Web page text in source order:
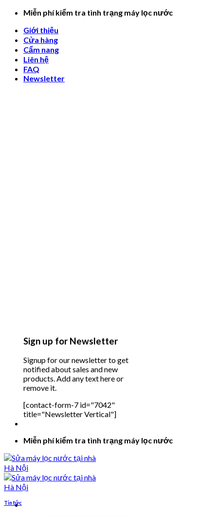
Skip
content
Miễn phí kiểm tra tình trạng máy lọc nước
Giới thiệu
Cửa hàng
Cẩm nang
Liên hệ
FAQ
Newsletter
Sign up for Newsletter
Signup for our newsletter to get
notified about sales and new
products. Add any text here or
remove it.
[contact-form-7 id="7042"
title="Newsletter Vertical"]
Miễn phí kiểm tra tình trạng máy lọc nước
Tin tức